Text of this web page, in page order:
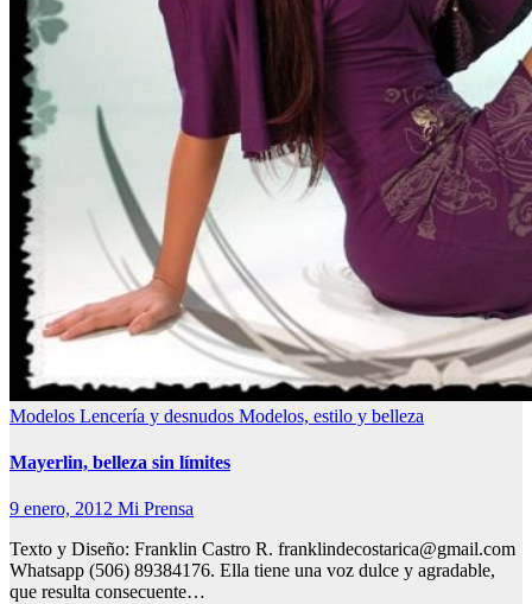
Modelos Lencería y desnudos Modelos, estilo y belleza
Mayerlin, belleza sin límites
9 enero, 2012 Mi Prensa
Texto y Diseño: Franklin Castro R. franklindecostarica@gmail.com
Whatsapp (506) 89384176. Ella tiene una voz dulce y agradable,
que resulta consecuente…